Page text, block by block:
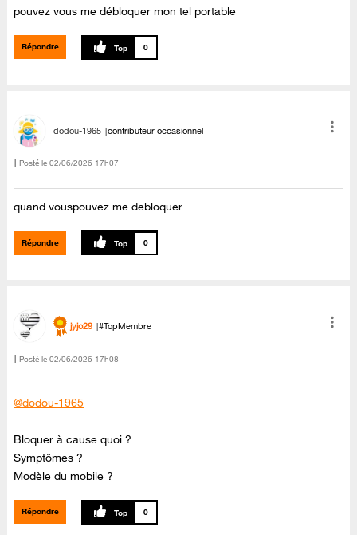
pouvez vous me débloquer mon tel portable
Répondre 0
dodou-1965 contributeur occasionnel
Posté le ‎02/06/2026 17h07
quand vouspouvez me debloquer
Répondre 0
jyjo29 #TopMembre
Posté le ‎02/06/2026 17h08
@dodou-1965
Bloquer à cause quoi ?
Symptômes ?
Modèle du mobile ?
Répondre 0